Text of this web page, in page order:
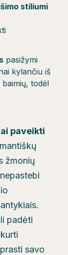
stiliumi
pasižymi
kylančiu iš
todėl
paveikti
žmonių
padėti
savo